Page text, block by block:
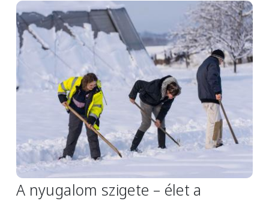
Image
A nyugalom szigete – élet a